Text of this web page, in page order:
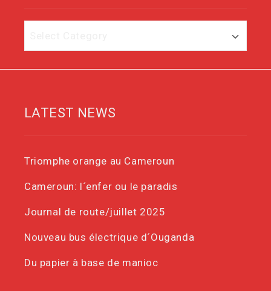
LATEST NEWS
Triomphe orange au Cameroun
Cameroun: l´enfer ou le paradis
Journal de route/juillet 2025
Nouveau bus électrique d´Ouganda
Du papier à base de manioc